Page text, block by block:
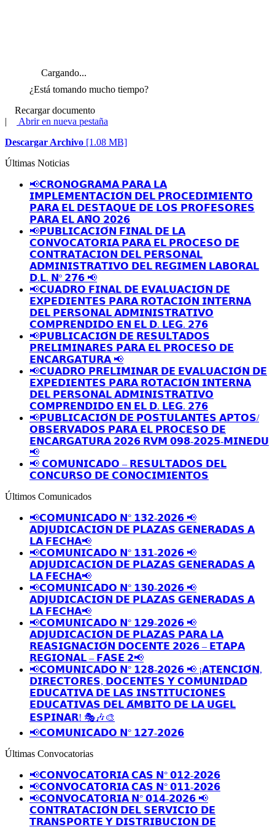
Cargando...
¿Está tomando mucho tiempo?
Recargar documento
|
Abrir en nueva pestaña
Descargar Archivo [1.08 MB]
Últimas Noticias
📢𝗖𝗥𝗢𝗡𝗢𝗚𝗥𝗔𝗠𝗔 𝗣𝗔𝗥𝗔 𝗟𝗔
𝗜𝗠𝗣𝗟𝗘𝗠𝗘𝗡𝗧𝗔𝗖𝗜𝗢́𝗡 𝗗𝗘𝗟 𝗣𝗥𝗢𝗖𝗘𝗗𝗜𝗠𝗜𝗘𝗡𝗧𝗢
𝗣𝗔𝗥𝗔 𝗘𝗟 𝗗𝗘𝗦𝗧𝗔𝗤𝗨𝗘 𝗗𝗘 𝗟𝗢𝗦 𝗣𝗥𝗢𝗙𝗘𝗦𝗢𝗥𝗘𝗦
𝗣𝗔𝗥𝗔 𝗘𝗟 𝗔𝗡̃𝗢 𝟮𝟬𝟮𝟲
📢𝗣𝗨𝗕𝗟𝗜𝗖𝗔𝗖𝗜𝗢́𝗡 𝗙𝗜𝗡𝗔𝗟 𝗗𝗘 𝗟𝗔
𝗖𝗢𝗡𝗩𝗢𝗖𝗔𝗧𝗢𝗥𝗜𝗔 𝗣𝗔𝗥𝗔 𝗘𝗟 𝗣𝗥𝗢𝗖𝗘𝗦𝗢 𝗗𝗘
𝗖𝗢𝗡𝗧𝗥𝗔𝗧𝗔𝗖𝗜𝗢𝗡 𝗗𝗘𝗟 𝗣𝗘𝗥𝗦𝗢𝗡𝗔𝗟
𝗔𝗗𝗠𝗜𝗡𝗜𝗦𝗧𝗥𝗔𝗧𝗜𝗩𝗢 𝗗𝗘𝗟 𝗥𝗘𝗚𝗜𝗠𝗘𝗡 𝗟𝗔𝗕𝗢𝗥𝗔𝗟
𝗗.𝗟. 𝗡º 𝟮𝟳𝟲 📢
📢𝗖𝗨𝗔𝗗𝗥𝗢 𝗙𝗜𝗡𝗔𝗟 𝗗𝗘 𝗘𝗩𝗔𝗟𝗨𝗔𝗖𝗜𝗢́𝗡 𝗗𝗘
𝗘𝗫𝗣𝗘𝗗𝗜𝗘𝗡𝗧𝗘𝗦 𝗣𝗔𝗥𝗔 𝗥𝗢𝗧𝗔𝗖𝗜𝗢́𝗡 𝗜𝗡𝗧𝗘𝗥𝗡𝗔
𝗗𝗘𝗟 𝗣𝗘𝗥𝗦𝗢𝗡𝗔𝗟 𝗔𝗗𝗠𝗜𝗡𝗜𝗦𝗧𝗥𝗔𝗧𝗜𝗩𝗢
𝗖𝗢𝗠𝗣𝗥𝗘𝗡𝗗𝗜𝗗𝗢 𝗘𝗡 𝗘𝗟 𝗗. 𝗟𝗘𝗚. 𝟮𝟳𝟲
📢𝗣𝗨𝗕𝗟𝗜𝗖𝗔𝗖𝗜𝗢́𝗡 𝗗𝗘 𝗥𝗘𝗦𝗨𝗟𝗧𝗔𝗗𝗢𝗦
𝗣𝗥𝗘𝗟𝗜𝗠𝗜𝗡𝗔𝗥𝗘𝗦 𝗣𝗔𝗥𝗔 𝗘𝗟 𝗣𝗥𝗢𝗖𝗘𝗦𝗢 𝗗𝗘
𝗘𝗡𝗖𝗔𝗥𝗚𝗔𝗧𝗨𝗥𝗔 📢
📢𝗖𝗨𝗔𝗗𝗥𝗢 𝗣𝗥𝗘𝗟𝗜𝗠𝗜𝗡𝗔𝗥 𝗗𝗘 𝗘𝗩𝗔𝗟𝗨𝗔𝗖𝗜𝗢́𝗡 𝗗𝗘
𝗘𝗫𝗣𝗘𝗗𝗜𝗘𝗡𝗧𝗘𝗦 𝗣𝗔𝗥𝗔 𝗥𝗢𝗧𝗔𝗖𝗜𝗢́𝗡 𝗜𝗡𝗧𝗘𝗥𝗡𝗔
𝗗𝗘𝗟 𝗣𝗘𝗥𝗦𝗢𝗡𝗔𝗟 𝗔𝗗𝗠𝗜𝗡𝗜𝗦𝗧𝗥𝗔𝗧𝗜𝗩𝗢
𝗖𝗢𝗠𝗣𝗥𝗘𝗡𝗗𝗜𝗗𝗢 𝗘𝗡 𝗘𝗟 𝗗. 𝗟𝗘𝗚. 𝟮𝟳𝟲
📢𝗣𝗨𝗕𝗟𝗜𝗖𝗔𝗖𝗜𝗢́𝗡 𝗗𝗘 𝗣𝗢𝗦𝗧𝗨𝗟𝗔𝗡𝗧𝗘𝗦 𝗔𝗣𝗧𝗢𝗦/
𝗢𝗕𝗦𝗘𝗥𝗩𝗔𝗗𝗢𝗦 𝗣𝗔𝗥𝗔 𝗘𝗟 𝗣𝗥𝗢𝗖𝗘𝗦𝗢 𝗗𝗘
𝗘𝗡𝗖𝗔𝗥𝗚𝗔𝗧𝗨𝗥𝗔 𝟮𝟬𝟮𝟲 𝗥𝗩𝗠 𝟬𝟵𝟴-𝟮𝟬𝟮𝟱-𝗠𝗜𝗡𝗘𝗗𝗨
📢
📢 𝗖𝗢𝗠𝗨𝗡𝗜𝗖𝗔𝗗𝗢 – 𝗥𝗘𝗦𝗨𝗟𝗧𝗔𝗗𝗢𝗦 𝗗𝗘𝗟
𝗖𝗢𝗡𝗖𝗨𝗥𝗦𝗢 𝗗𝗘 𝗖𝗢𝗡𝗢𝗖𝗜𝗠𝗜𝗘𝗡𝗧𝗢𝗦
Últimos Comunicados
📢𝗖𝗢𝗠𝗨𝗡𝗜𝗖𝗔𝗗𝗢 𝗡° 𝟭𝟯𝟮-𝟮𝟬𝟮𝟲 📢
𝗔𝗗𝗝𝗨𝗗𝗜𝗖𝗔𝗖𝗜𝗢́𝗡 𝗗𝗘 𝗣𝗟𝗔𝗭𝗔𝗦 𝗚𝗘𝗡𝗘𝗥𝗔𝗗𝗔𝗦 𝗔
𝗟𝗔 𝗙𝗘𝗖𝗛𝗔📢
📢𝗖𝗢𝗠𝗨𝗡𝗜𝗖𝗔𝗗𝗢 𝗡° 𝟭𝟯𝟭-𝟮𝟬𝟮𝟲 📢
𝗔𝗗𝗝𝗨𝗗𝗜𝗖𝗔𝗖𝗜𝗢́𝗡 𝗗𝗘 𝗣𝗟𝗔𝗭𝗔𝗦 𝗚𝗘𝗡𝗘𝗥𝗔𝗗𝗔𝗦 𝗔
𝗟𝗔 𝗙𝗘𝗖𝗛𝗔📢
📢𝗖𝗢𝗠𝗨𝗡𝗜𝗖𝗔𝗗𝗢 𝗡° 𝟭𝟯𝟬-𝟮𝟬𝟮𝟲 📢
𝗔𝗗𝗝𝗨𝗗𝗜𝗖𝗔𝗖𝗜𝗢́𝗡 𝗗𝗘 𝗣𝗟𝗔𝗭𝗔𝗦 𝗚𝗘𝗡𝗘𝗥𝗔𝗗𝗔𝗦 𝗔
𝗟𝗔 𝗙𝗘𝗖𝗛𝗔📢
📢𝗖𝗢𝗠𝗨𝗡𝗜𝗖𝗔𝗗𝗢 𝗡° 𝟭𝟮𝟵-𝟮𝟬𝟮𝟲 📢
𝗔𝗗𝗝𝗨𝗗𝗜𝗖𝗔𝗖𝗜𝗢́𝗡 𝗗𝗘 𝗣𝗟𝗔𝗭𝗔𝗦 𝗣𝗔𝗥𝗔 𝗟𝗔
𝗥𝗘𝗔𝗦𝗜𝗚𝗡𝗔𝗖𝗜𝗢́𝗡 𝗗𝗢𝗖𝗘𝗡𝗧𝗘 𝟮𝟬𝟮𝟲 – 𝗘𝗧𝗔𝗣𝗔
𝗥𝗘𝗚𝗜𝗢𝗡𝗔𝗟 – 𝗙𝗔𝗦𝗘 𝟮📢
📢𝗖𝗢𝗠𝗨𝗡𝗜𝗖𝗔𝗗𝗢 𝗡° 𝟭𝟮𝟴-𝟮𝟬𝟮𝟲 📢 ¡𝗔𝗧𝗘𝗡𝗖𝗜𝗢́𝗡,
𝗗𝗜𝗥𝗘𝗖𝗧𝗢𝗥𝗘𝗦, 𝗗𝗢𝗖𝗘𝗡𝗧𝗘𝗦 𝗬 𝗖𝗢𝗠𝗨𝗡𝗜𝗗𝗔𝗗
𝗘𝗗𝗨𝗖𝗔𝗧𝗜𝗩𝗔 𝗗𝗘 𝗟𝗔𝗦 𝗜𝗡𝗦𝗧𝗜𝗧𝗨𝗖𝗜𝗢𝗡𝗘𝗦
𝗘𝗗𝗨𝗖𝗔𝗧𝗜𝗩𝗔𝗦 𝗗𝗘𝗟 𝗔́𝗠𝗕𝗜𝗧𝗢 𝗗𝗘 𝗟𝗔 𝗨𝗚𝗘𝗟
𝗘𝗦𝗣𝗜𝗡𝗔𝗥! 🎭🎶🎨
📢𝗖𝗢𝗠𝗨𝗡𝗜𝗖𝗔𝗗𝗢 𝗡° 𝟭𝟮𝟳-𝟮𝟬𝟮𝟲
Últimas Convocatorias
📢𝗖𝗢𝗡𝗩𝗢𝗖𝗔𝗧𝗢𝗥𝗜𝗔 𝗖𝗔𝗦 𝗡° 𝟬𝟭𝟮-𝟮𝟬𝟮𝟲
📢𝗖𝗢𝗡𝗩𝗢𝗖𝗔𝗧𝗢𝗥𝗜𝗔 𝗖𝗔𝗦 𝗡° 𝟬𝟭𝟭-𝟮𝟬𝟮𝟲
📢𝗖𝗢𝗡𝗩𝗢𝗖𝗔𝗧𝗢𝗥𝗜𝗔 𝗡° 𝟬𝟭𝟰-𝟮𝟬𝟮𝟲 📢
𝗖𝗢𝗡𝗧𝗥𝗔𝗧𝗔𝗖𝗜𝗢́𝗡 𝗗𝗘𝗟 𝗦𝗘𝗥𝗩𝗜𝗖𝗜𝗢 𝗗𝗘
𝗧𝗥𝗔𝗡𝗦𝗣𝗢𝗥𝗧𝗘 𝗬 𝗗𝗜𝗦𝗧𝗥𝗜𝗕𝗨𝗖𝗜𝗢𝗡 𝗗𝗘